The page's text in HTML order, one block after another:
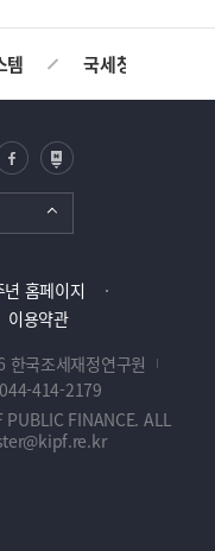
템 국세청
홈페이지
이용약관
국조세재정연구원
414-2179
FINANCE. ALL